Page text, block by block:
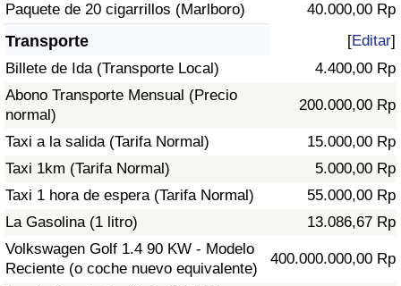
Paquete de 20 cigarrillos (Marlboro) 40.000,00 Rp
Transporte [Editar]
Billete de Ida (Transporte Local)
4.400,00 Rp
Abono Transporte Mensual (Precio
normal)
200.000,00 Rp
Taxi a la salida (Tarifa Normal)
15.000,00 Rp
Taxi 1km (Tarifa Normal)
5.000,00 Rp
Taxi 1 hora de espera (Tarifa Normal)
55.000,00 Rp
La Gasolina (1 litro)
13.086,67 Rp
Volkswagen Golf 1.4 90 KW - Modelo
Reciente (o coche nuevo equivalente)
400.000.000,00 Rp